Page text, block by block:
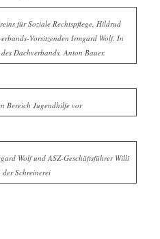
für Soziale Rechtspflege, Hildrud
Vorsitzenden Irmgard Wolf. In
Dachverbands, Anton Bauer.
Bereich Jugendhilfe vor
Wolf und ASZ-Geschäftsführer Willi
der Schreinerei